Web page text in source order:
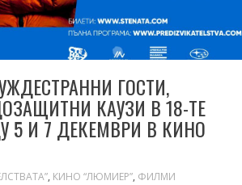
ГОСТИ,
КАУЗИ В 18-ТЕ
5 И 7 ДЕКЕМВРИ В КИНО
, КИНО “ЛЮМИЕР”, ФИЛМИ